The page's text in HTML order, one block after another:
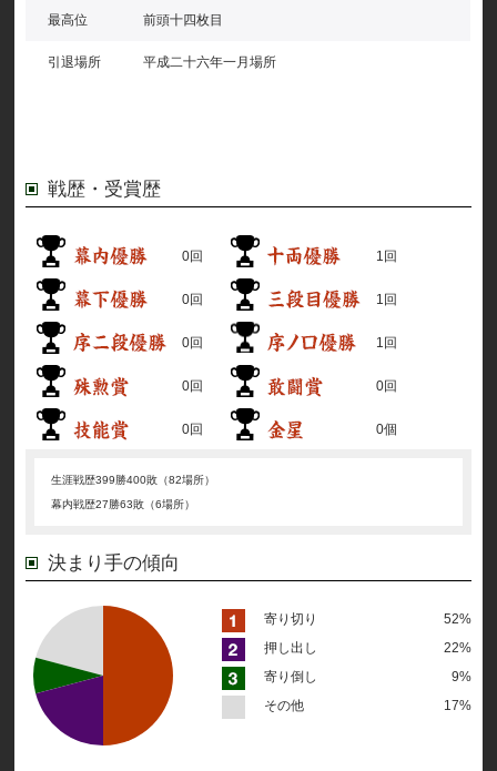
最高位 前頭十四枚目
引退場所 平成二十六年一月場所
戦歴・受賞歴
0回 1回
0回 1回
0回 1回
0回 0回
0回 0個
生涯戦歴399勝400敗（82場所）
幕内戦歴27勝63敗（6場所）
決まり手の傾向
寄り切り
52%
押し出し
22%
寄り倒し
9%
その他
17%